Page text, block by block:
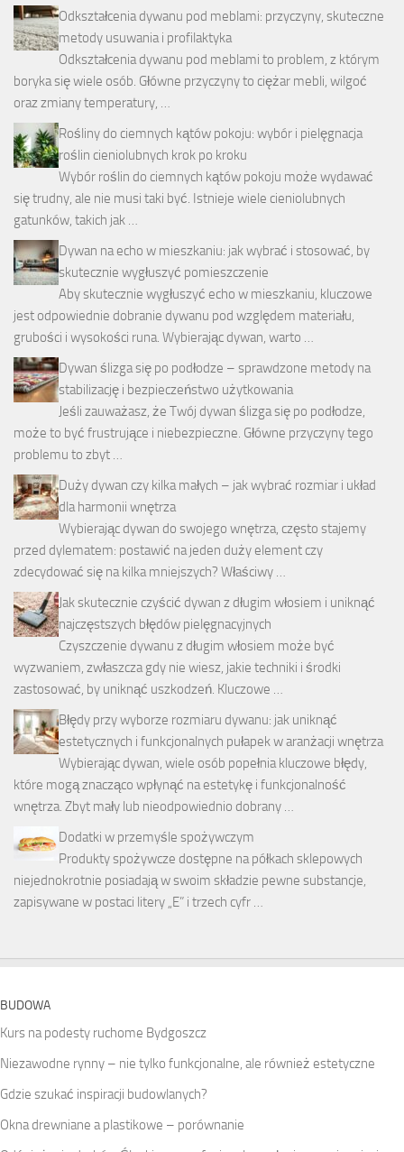
Odkształcenia dywanu pod meblami: przyczyny, skuteczne
metody usuwania i profilaktyka
Odkształcenia dywanu pod meblami to problem, z którym
boryka się wiele osób. Główne przyczyny to ciężar mebli, wilgoć
oraz zmiany temperatury, …
Rośliny do ciemnych kątów pokoju: wybór i pielęgnacja
roślin cieniolubnych krok po kroku
Wybór roślin do ciemnych kątów pokoju może wydawać
się trudny, ale nie musi taki być. Istnieje wiele cieniolubnych
gatunków, takich jak …
Dywan na echo w mieszkaniu: jak wybrać i stosować, by
skutecznie wygłuszyć pomieszczenie
Aby skutecznie wygłuszyć echo w mieszkaniu, kluczowe
jest odpowiednie dobranie dywanu pod względem materiału,
grubości i wysokości runa. Wybierając dywan, warto …
Dywan ślizga się po podłodze – sprawdzone metody na
stabilizację i bezpieczeństwo użytkowania
Jeśli zauważasz, że Twój dywan ślizga się po podłodze,
może to być frustrujące i niebezpieczne. Główne przyczyny tego
problemu to zbyt …
Duży dywan czy kilka małych – jak wybrać rozmiar i układ
dla harmonii wnętrza
Wybierając dywan do swojego wnętrza, często stajemy
przed dylematem: postawić na jeden duży element czy
zdecydować się na kilka mniejszych? Właściwy …
Jak skutecznie czyścić dywan z długim włosiem i uniknąć
najczęstszych błędów pielęgnacyjnych
Czyszczenie dywanu z długim włosiem może być
wyzwaniem, zwłaszcza gdy nie wiesz, jakie techniki i środki
zastosować, by uniknąć uszkodzeń. Kluczowe …
Błędy przy wyborze rozmiaru dywanu: jak uniknąć
estetycznych i funkcjonalnych pułapek w aranżacji wnętrza
Wybierając dywan, wiele osób popełnia kluczowe błędy,
które mogą znacząco wpłynąć na estetykę i funkcjonalność
wnętrza. Zbyt mały lub nieodpowiednio dobrany …
Dodatki w przemyśle spożywczym
Produkty spożywcze dostępne na półkach sklepowych
niejednokrotnie posiadają w swoim składzie pewne substancje,
zapisywane w postaci litery „E” i trzech cyfr …
BUDOWA
Kurs na podesty ruchome Bydgoszcz
Niezawodne rynny – nie tylko funkcjonalne, ale również estetyczne
Gdzie szukać inspiracji budowlanych?
Okna drewniane a plastikowe – porównanie